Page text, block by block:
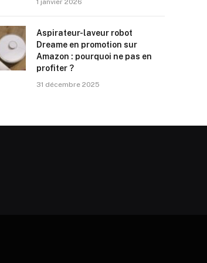
1 janvier 2026
Aspirateur-laveur robot
Dreame en promotion sur
Amazon : pourquoi ne pas en
profiter ?
31 décembre 2025